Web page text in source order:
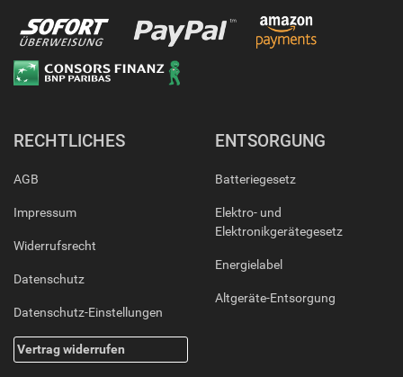
RECHTLICHES
AGB
Impressum
Widerrufsrecht
Datenschutz
Datenschutz-Einstellungen
Vertrag widerrufen
ENTSORGUNG
Batteriegesetz
Elektro- und
Elektronikgerätegesetz
Energielabel
Altgeräte-Entsorgung